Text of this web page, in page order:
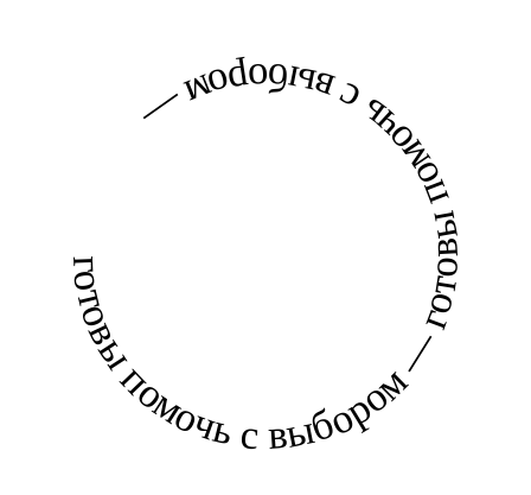
готовы помочь с выбором — готовы помочь с выбором —